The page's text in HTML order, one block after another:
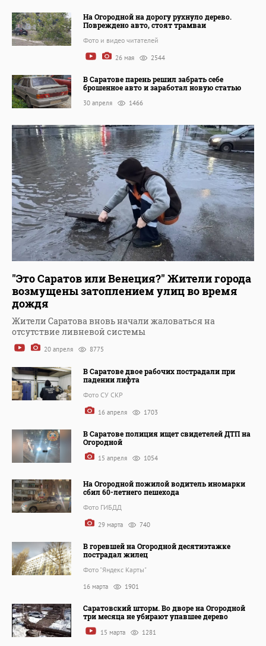
На Огородной на дорогу рухнуло дерево.
Повреждено авто, стоят трамваи
Фото и видео читателей
26 мая 2544
В Саратове парень решил забрать себе
брошенное авто и заработал новую статью
30 апреля 1466
"Это Саратов или Венеция?" Жители города
возмущены затоплением улиц во время
дождя
Жители Саратова вновь начали жаловаться на
отсутствие ливневой системы
20 апреля 8775
В Саратове двое рабочих пострадали при
падении лифта
Фото СУ СКР
16 апреля 1703
В Саратове полиция ищет свидетелей ДТП на
Огородной
15 апреля 1054
На Огородной пожилой водитель иномарки
сбил 60-летнего пешехода
Фото ГИБДД
29 марта 740
В горевшей на Огородной десятиэтажке
пострадал жилец
Фото "Яндекс Карты"
16 марта 1901
Саратовский шторм. Во дворе на Огородной
три месяца не убирают упавшее дерево
15 марта 1281